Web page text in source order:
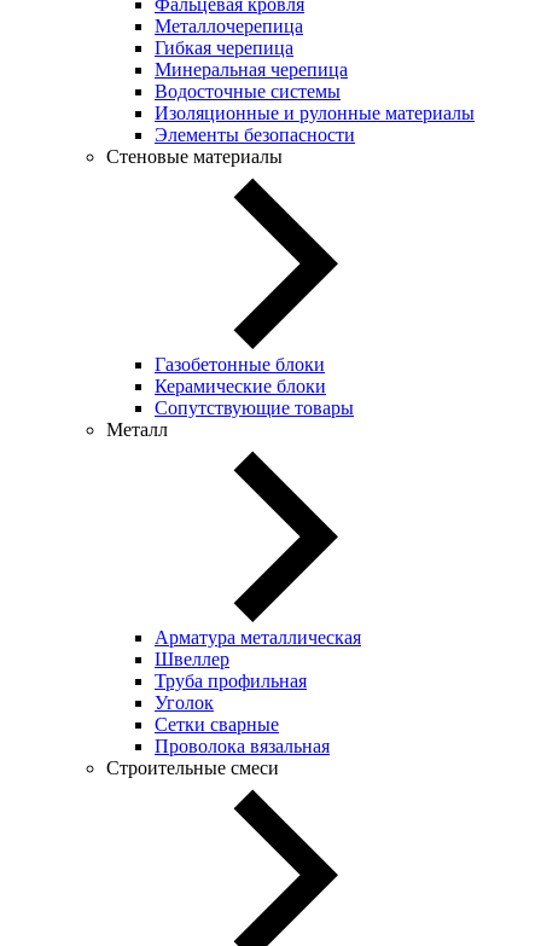
Металлочерепица
Гибкая черепица
Минеральная черепица
Водосточные системы
Изоляционные и рулонные материалы
Элементы безопасности
Стеновые материалы
Газобетонные блоки
Керамические блоки
Сопутствующие товары
Металл
Арматура металлическая
Швеллер
Труба профильная
Уголок
Сетки сварные
Проволока вязальная
Строительные смеси